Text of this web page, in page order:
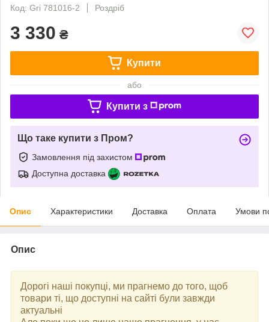
Код: Gri 781016-2
Роздріб
3 330 ₴
Купити
або
Купити з
Що таке купити з Пром?
Замовлення під захистом
Доступна доставка
Опис Характеристики Доставка Оплата Умови
Опис
Дорогі наші покупці, ми прагнемо до того, щоб
товари ті, що доступні на сайті були завжди
актуальні